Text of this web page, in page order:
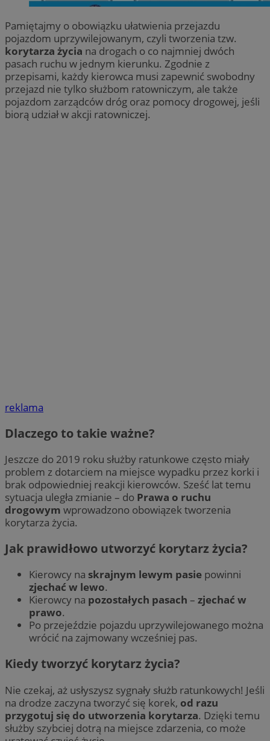
Pamiętajmy o obowiązku ułatwienia przejazdu
pojazdom uprzywilejowanym, czyli tworzenia tzw.
korytarza życia na drogach o co najmniej dwóch
pasach ruchu w jednym kierunku. Zgodnie z
przepisami, każdy kierowca musi zapewnić swobodny
przejazd nie tylko służbom ratowniczym, ale także
pojazdom zarządców dróg oraz pomocy drogowej, jeśli
biorą udział w akcji ratowniczej.
reklama
Dlaczego to takie ważne?
Jeszcze do 2019 roku służby ratunkowe często miały
problem z dotarciem na miejsce wypadku przez korki i
brak odpowiedniej reakcji kierowców. Sześć lat temu
sytuacja uległa zmianie – do Prawa o ruchu
drogowym wprowadzono obowiązek tworzenia
korytarza życia.
Jak prawidłowo utworzyć korytarz życia?
Kierowcy na skrajnym lewym pasie powinni
zjechać w lewo.
Kierowcy na pozostałych pasach – zjechać w
prawo.
Po przejeździe pojazdu uprzywilejowanego można
wrócić na zajmowany wcześniej pas.
Kiedy tworzyć korytarz życia?
Nie czekaj, aż usłyszysz sygnały służb ratunkowych! Jeśli
na drodze zaczyna tworzyć się korek, od razu
przygotuj się do utworzenia korytarza. Dzięki temu
służby szybciej dotrą na miejsce zdarzenia, co może